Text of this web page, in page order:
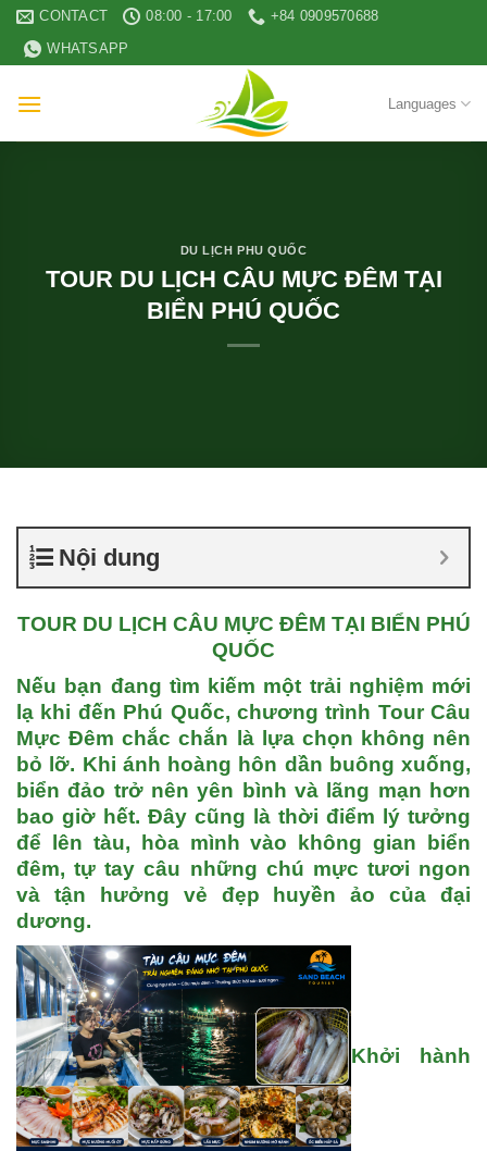
Skip
content
CONTACT 08:00 - 17:00
+84 0909570688
WHATSAPP
Languages
DU LỊCH PHU QUỐC
TOUR DU LỊCH CÂU MỰC ĐÊM TẠI
BIỂN PHÚ QUỐC
Nội dung
TOUR DU LỊCH CÂU MỰC ĐÊM TẠI BIỂN PHÚ
QUỐC
Nếu bạn đang tìm kiếm một trải nghiệm mới
lạ khi đến Phú Quốc, chương trình Tour Câu
Mực Đêm chắc chắn là lựa chọn không nên
bỏ lỡ. Khi ánh hoàng hôn dần buông xuống,
biển đảo trở nên yên bình và lãng mạn hơn
bao giờ hết. Đây cũng là thời điểm lý tưởng
để lên tàu, hòa mình vào không gian biển
đêm, tự tay câu những chú mực tươi ngon
và tận hưởng vẻ đẹp huyền ảo của đại
dương.
Khởi hành